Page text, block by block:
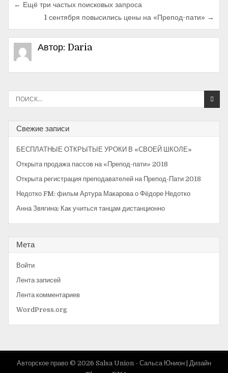
Н
а
в
и
г
а
ц
и
я
п
о
з
а
п
и
я
м
← Ещё три частых поисковых запроса
1 сентября повысились цены на «Препод-пати» →
Автор:Daria
Свежие записи
БЕСПЛАТНЫЕ ОТКРЫТЫЕ УРОКИ В «СВОЕЙ ШКОЛЕ»
Открыта продажа пассов на «Препод-пати» 2018
Открыта регистрация преподавателей на Препод-Пати 2018
Недотко FM: фильм Артура Макарова о Фёдоре Недотко
Анна Звягина: Как учиться танцам дистанционно
Мета
Войти
Лента записей
Лента комментариев
WordPress.org
Авторское право © 2026 Salsa Union - Сальса Юнион | Дизайн